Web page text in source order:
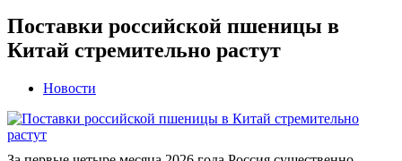
Поставки российской пшеницы в
Китай стремительно растут
Новости